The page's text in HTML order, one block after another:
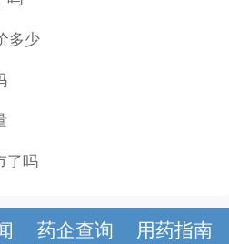
多少
了吗
药企查询 用药指南